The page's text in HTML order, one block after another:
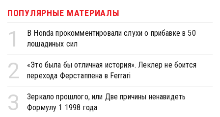
ПОПУЛЯРНЫЕ МАТЕРИАЛЫ
1
В Honda прокомментировали слухи о прибавке в 50
лошадиных сил
2
«Это была бы отличная история». Леклер не боится
перехода Ферстаппена в Ferrari
3
Зеркало прошлого, или Две причины ненавидеть
Формулу 1 1998 года